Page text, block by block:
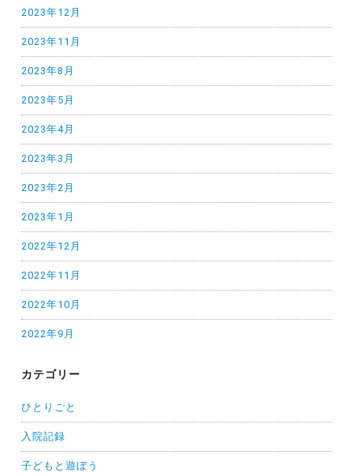
2023年12月
2023年11月
2023年8月
2023年5月
2023年4月
2023年3月
2023年2月
2023年1月
2022年12月
2022年11月
2022年10月
2022年9月
カテゴリー
ひとりごと
入院記録
子どもと遊ぼう